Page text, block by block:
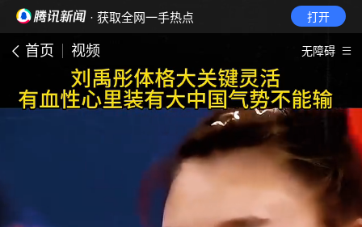
· 获取全网一手热点 打开
首页 视频 无障碍